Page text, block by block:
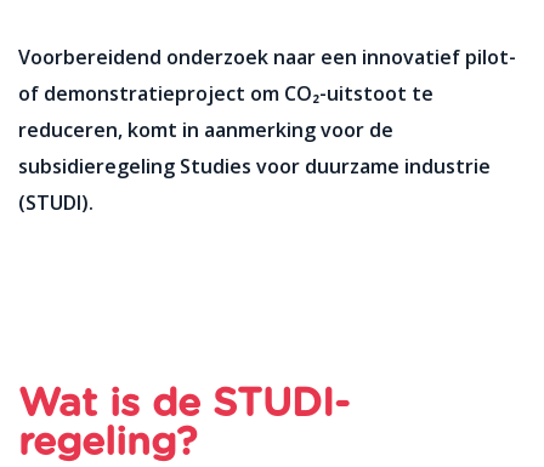
Voorbereidend onderzoek naar een innovatief pilot-
of demonstratieproject om CO₂-uitstoot te
reduceren, komt in aanmerking voor de
subsidieregeling Studies voor duurzame industrie
(STUDI).
Wat is de STUDI-
regeling?